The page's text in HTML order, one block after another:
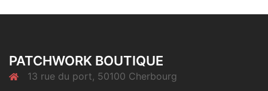
PATCHWORK BOUTIQUE
13 rue du port, 50100 Cherbourg